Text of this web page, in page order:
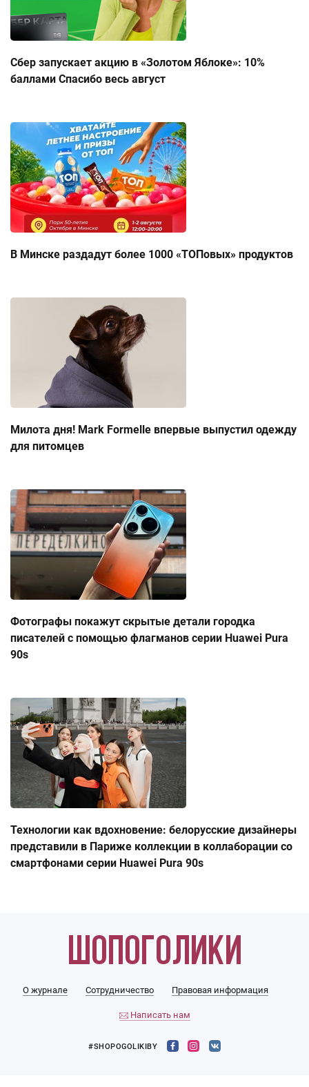
Сбер запускает акцию в «Золотом Яблоке»: 10%
баллами Спасибо весь август
В Минске раздадут более 1000 «ТОПовых» продуктов
Милота дня! Mark Formelle впервые выпустил одежду
для питомцев
Фотографы покажут скрытые детали городка
писателей с помощью флагманов серии Huawei Pura
90s
Технологии как вдохновение: белорусские дизайнеры
представили в Париже коллекции в коллаборации со
смартфонами серии Huawei Pura 90s
О журнале Сотрудничество Правовая информация
Написать нам
#SHOPOGOLIKIBY